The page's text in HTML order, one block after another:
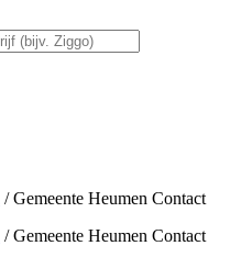
/Gemeente Heumen Contact
/Gemeente Heumen Contact